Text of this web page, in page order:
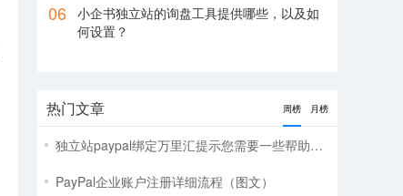
06 小企书独立站的询盘工具提供哪些，以及如
何设置？
热门文章 周榜 月榜
独立站paypal绑定万里汇提示您需要一些帮助才能关联此账户
PayPal企业账户注册详细流程（图文）